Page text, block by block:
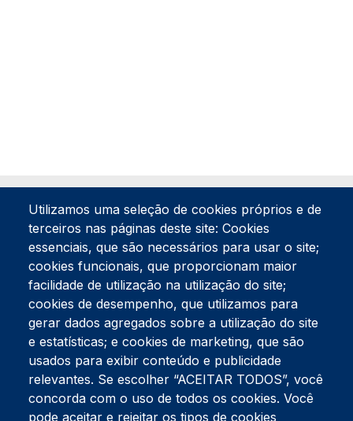
Tel:234 390 100Fax:234 390 100
Endereço Postal
Apartado 42
Rua Gil Eanes 31
3834-908 Gafanha da Nazaré
Estúdios
Rua Prior Guerra
Utilizamos uma seleção de cookies próprios e de
terceiros nas páginas deste site: Cookies
essenciais, que são necessários para usar o site;
cookies funcionais, que proporcionam maior
facilidade de utilização na utilização do site;
cookies de desempenho, que utilizamos para
gerar dados agregados sobre a utilização do site
e estatísticas; e cookies de marketing, que são
usados para exibir conteúdo e publicidade
relevantes. Se escolher “ACEITAR TODOS”, você
concorda com o uso de todos os cookies. Você
pode aceitar e rejeitar os tipos de cookies